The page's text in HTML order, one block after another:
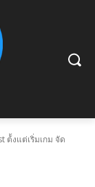
ต้้งแต่เริ่มเกม จัด